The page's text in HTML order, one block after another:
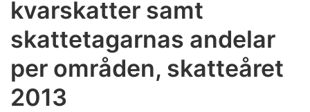
kvarskatter samt
skattetagarnas andelar
per områden, skatteåret
2013